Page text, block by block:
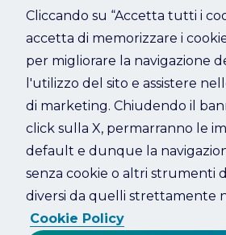
Refresh
Cliccando su “Accetta tutti i
accetta di memorizzare i
per migliorare la navigazione
l'utilizzo del sito e assistere
di marketing. Chiudendo il
click sulla X, permarranno le
default e dunque la
senza cookie o altri strumenti
diversi da quelli strettamente
Cookie Policy